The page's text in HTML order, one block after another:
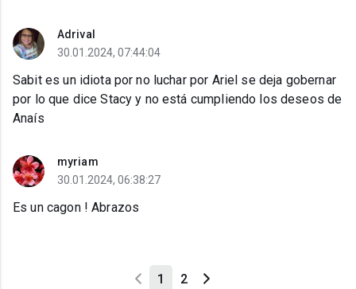
Adrival
30.01.2024, 07:44:04
Sabit es un idiota por no luchar por Ariel se deja gobernar
por lo que dice Stacy y no está cumpliendo los deseos de
Anaís
myriam
30.01.2024, 06:38:27
Es un cagon ! Abrazos
1 2